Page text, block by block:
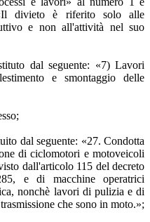
divieto è riferito solo alle
e non all'attività nel suo
dal seguente: «7) Lavori
e smontaggio delle
dal seguente: «27. Condotta
di ciclomotori e motoveicoli
dall'articolo 115 del decreto
e di macchine operatrici
nonchè lavori di pulizia e di
che sono in moto.»;